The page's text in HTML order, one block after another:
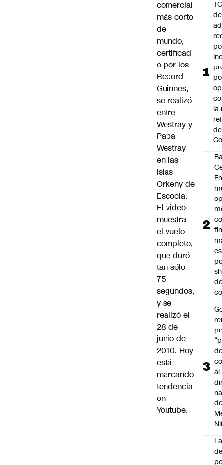
comercial
más corto
del
mundo,
certificad
o por los
Record
Guinnes,
se realizó
entre
Westray y
Papa
Westray
en las
Islas
Orkeny de
Escocia.
El video
muestra
el vuelo
completo,
que duró
tan sólo
75
segundos,
y se
realizó el
28 de
junio de
2010. Hoy
está
marcando
tendencia
en
Youtube.
TC
la
de
de
al
de
La